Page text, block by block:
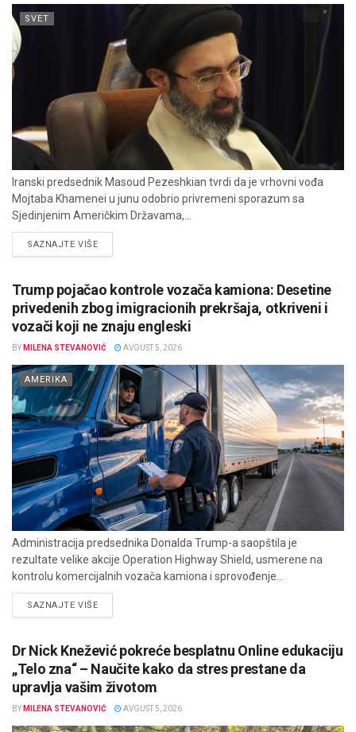
SVET
Iranski predsednik Masoud Pezeshkian tvrdi da je vrhovni vođa
Mojtaba Khamenei u junu odobrio privremeni sporazum sa
Sjedinjenim Američkim Državama,...
SAZNAJTE VIŠEDETAILS
Trump pojačao kontrole vozača kamiona: Desetine
privedenih zbog imigracionih prekršaja, otkriveni i
vozači koji ne znaju engleski
BY MILENA STEVANOVIĆ AVGUST 5, 2026
AMERIKA
Administracija predsednika Donalda Trump-a saopštila je
rezultate velike akcije Operation Highway Shield, usmerene na
kontrolu komercijalnih vozača kamiona i sprovođenje...
SAZNAJTE VIŠEDETAILS
Dr Nick Knežević pokreće besplatnu Online edukaciju
„Telo zna“ – Naučite kako da stres prestane da
upravlja vašim životom
BY MILENA STEVANOVIĆ AVGUST 5, 2026